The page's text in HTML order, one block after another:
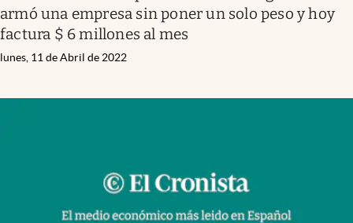
armó una empresa sin poner un solo peso y hoy
factura $ 6 millones al mes
lunes, 11 de Abril de 2022